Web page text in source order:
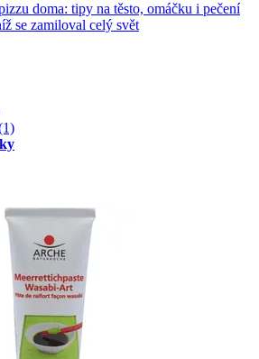
doma: tipy na těsto, omáčku i pečení
se zamiloval celý svět